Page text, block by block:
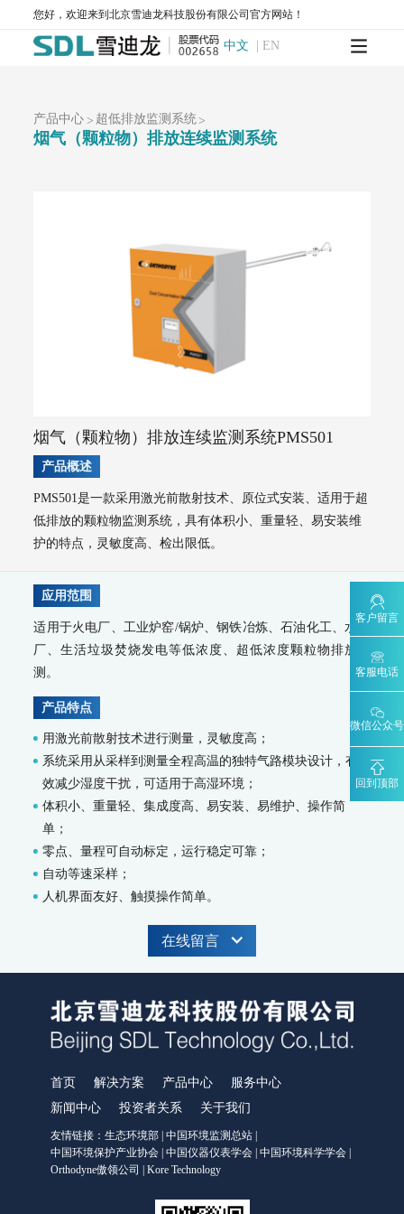
您好，欢迎来到北京雪迪龙科技股份有限公司官方网站！
中文 | EN
AQMS-900S-小型环境空气质量自动监测系统
MODEL 2430-高精度光散射法环境空气颗粒物监测仪
AQMS-900C-PM₁₀-颗粒物PM₁₀监测仪
T1100-紫外荧光法二氧化硫分析仪
T1100-H₂S-紫外荧光法硫化氢分析仪
AQMS-1100-微型环境空气质量监测系统
AQMS-900C-PM₂.₅-户外型颗粒物PM₂.₅自动监测系统
AQMS-900C-PM₁₀-户外型颗粒物PM₁₀自动监测系统
MODEL 2130-扬尘在线监测系统
MODEL 2630-II-环境噪声自动监测仪
MODEL 2630-环境噪声自动监测仪
AQMS-900TE-交通污染溯源在线监测系统
AQMS-900VC-环境空气挥发性有机物在线监测系统
AQMS-900VF-环境空气甲醛在线监测系统
大气走航监测车
MCS-900A-大气复合污染走航监测车
WQMS-900AI-数智化水质在线监测系统
WQMS-900-固定式水质自动监测系统
WQMS-900E-简易式水质自动监测系统
WQMS-900S-小型式水质自动监测系统
WCS-900W-水质移动监测系统
MODEL 9811-高锰酸盐指数水质在线自动监测仪
MODEL 9870-水质自动采样器
MODEL 9001-叶绿素a水质在线自动监测仪
MODEL 9002-藻密度水质在线自动监测仪
污染源水质监测系统
WWMS-900AI-数智化污染源水质在线监测系统
WWMS-900-污染源水质在线监测系统
MODEL 9810-化学需氧量（CODcr）水质在线自动监测仪
MODEL 9820-氨氮水质在线自动监测仪
MODEL 9850-总氮水质在线自动监测仪
MODEL 2000-pH-水质在线自动监测仪
MODEL 9880-水质生物综合毒性在线监测仪
大气污染防治决策支持平台
水污染防治决策支持平台
城市环境应急指挥管理平台
智能环境综合监控平台
区县智慧环保平台
客户留言
客服电话
微信公众号
回到顶部
产品中心 > 超低排放监测系统>
烟气（颗粒物）排放连续监测系统
烟气（颗粒物）排放连续监测系统PMS501
产品概述
PMS501是一款采用激光前散射技术、原位式安装、适用于超
低排放的颗粒物监测系统，具有体积小、重量轻、易安装维
护的特点，灵敏度高、检出限低。
应用范围
适用于火电厂、工业炉窑/锅炉、钢铁冶炼、石油化工、水泥
厂、生活垃圾焚烧发电等低浓度、超低浓度颗粒物排放监
测。
产品特点
用激光前散射技术进行测量，灵敏度高；
系统采用从采样到测量全程高温的独特气路模块设计，有
效减少湿度干扰，可适用于高湿环境；
体积小、重量轻、集成度高、易安装、易维护、操作简
单；
零点、量程可自动标定，运行稳定可靠；
自动等速采样；
人机界面友好、触摸操作简单。
在线留言
首页 解决方案 产品中心
服务中心
新闻中心
投资者关系 关于我们
友情链接： 生态环境部 | 中国环境监测总站 |
中国环境保护产业协会 | 中国仪器仪表学会 | 中国环境科学学会 |
Orthodyne傲领公司 | Kore Technology